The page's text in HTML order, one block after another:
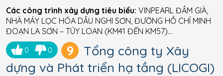
Các công trình xây dựng tiêu biểu: VINPEARL ĐẦM GIÀ,
NHÀ MÁY LỌC HÓA DẦU NGHI SƠN, ĐƯỜNG HỒ CHÍ MINH
ĐOẠN LA SƠN – TÚY LOAN (KM41 ĐẾN KM57)…
0 0 9
Tổng công ty Xây
dựng và Phát triển hạ tầng (LICOGI)